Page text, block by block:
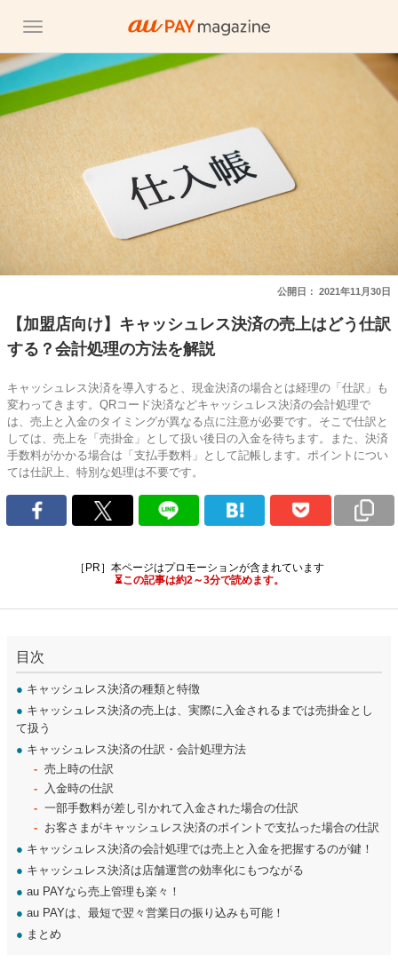
公開日： 2021年11月30日
【加盟店向け】キャッシュレス決済の売上はどう仕訳
する？会計処理の方法を解説
キャッシュレス決済を導入すると、現金決済の場合とは経理の「仕訳」も
変わってきます。QRコード決済などキャッシュレス決済の会計処理で
は、売上と入金のタイミングが異なる点に注意が必要です。そこで仕訳と
しては、売上を「売掛金」として扱い後日の入金を待ちます。また、決済
手数料がかかる場合は「支払手数料」として記帳します。ポイントについ
ては仕訳上、特別な処理は不要です。
［PR］本ページはプロモーションが含まれています
⏳この記事は約2～3分で読めます。
目次
● キャッシュレス決済の種類と特徴
● キャッシュレス決済の売上は、実際に入金されるまでは売掛金とし
て扱う
● キャッシュレス決済の仕訳・会計処理方法
売上時の仕訳
入金時の仕訳
一部手数料が差し引かれて入金された場合の仕訳
お客さまがキャッシュレス決済のポイントで支払った場合の仕訳
● キャッシュレス決済の会計処理では売上と入金を把握するのが鍵！
● キャッシュレス決済は店舗運営の効率化にもつながる
● au PAYなら売上管理も楽々！
● au PAYは、最短で翌々営業日の振り込みも可能！
● まとめ